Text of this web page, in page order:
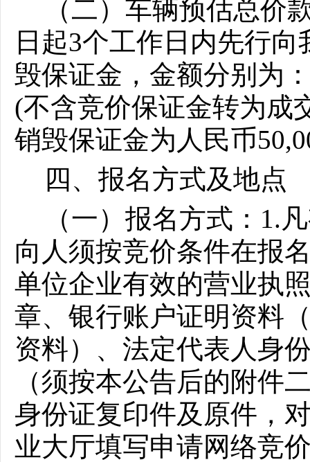
（二）车辆预估总价
日起3个工作日内先行
毁保证金，金额分别为
(不含竞价保证金转为成
销毁保证金为人民币
四、报名方式及地点
（一）报名方式：1.
向人须按竞价条件在报
单位企业有效的营业执
章、银行账户证明资料
资料）、法定代表人身
（须按本公告后的附件
身份证复印件及原件，
业大厅填写申请网络竞